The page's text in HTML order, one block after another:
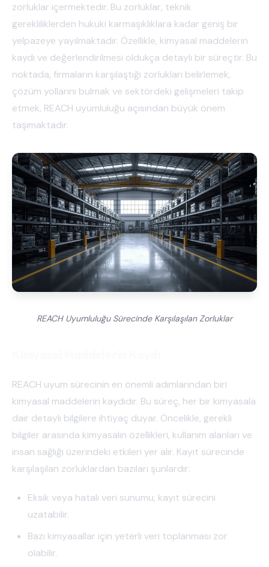
zorluklar içermektedir. Bu zorluklar, teknik
gerekliliklerden hukuki karmaşıklıklara kadar geniş bir
yelpazeye yayılmaktadır. Özellikle, kimyasal maddelerin
kaydı ve değerlendirilmesi oldukça detaylı bir süreçtir. Bu
noktada, firmaların karşılaştığı zorlukları belirlemek,
çözüm yollarını bulmak ve sektördeki gelişmeleri takip
etmek, REACH uyumluluğu açısından büyük önem
taşımaktadır.
REACH Uyumluluğu Sürecinde Karşılaşılan Zorluklar
REACH uyum sürecinin en önemli adımlarından biri
kimyasal maddelerin kaydıdır. Bu süreç, her bir kimyasala
dair detaylı bilgilere ihtiyaç duyar. Öncelikle, gerekli
bilgiler arasında kimyasalın özellikleri, kullanım alanları ve
insan sağlığı üzerindeki etkileri yer alır. Kayıt sürecinde
karşılaşılan zorluklardan bazıları şunlardır:
Eksik veya hatalı veri sunumu, kayıt sürecini
uzatabilir.
Bazı kimyasallar için yeterli veri toplanması zor
olabilir.